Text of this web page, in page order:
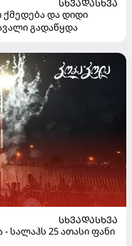
ᲡᲮᲕᲐᲓᲐᲡᲮᲕᲐ
და დიდი
გადაწყდა
ᲡᲮᲕᲐᲓᲐᲡᲮᲕᲐ
- სალაჰს 25 ათასი ფანი